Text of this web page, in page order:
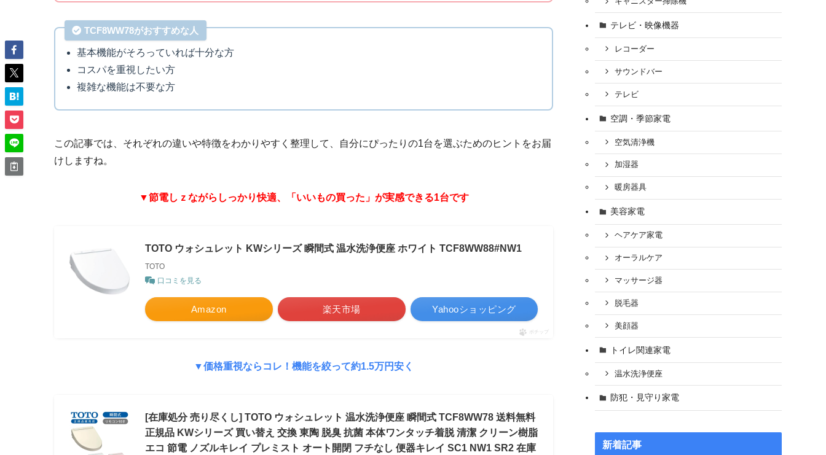
TCF8WW78がおすすめな人
基本機能がそろっていれば十分な方
コスパを重視したい方
複雑な機能は不要な方
この記事では、それぞれの違いや特徴をわかりやすく整理して、自分にぴったりの1台を選ぶためのヒントをお届
けしますね。
▼節電しｚながらしっかり快適、「いいもの買った」が実感できる1台です
TOTO ウォシュレット KWシリーズ 瞬間式 温水洗浄便座 ホワイト TCF8WW88#NW1
TOTO
口コミを見る
Amazon 楽天市場 Yahooショッピング
ポチップ
▼価格重視ならコレ！機能を絞って約1.5万円安く
[在庫処分 売り尽くし] TOTO ウォシュレット 温水洗浄便座 瞬間式 TCF8WW78 送料無料
正規品 KWシリーズ 買い替え 交換 東陶 脱臭 抗菌 本体ワンタッチ着脱 清潔 クリーン樹脂
エコ 節電 ノズルキレイ プレミスト オート開閉 フチなし 便器キレイ SC1 NW1 SR2 在庫
テレビ・映像機器
レコーダー
サウンドバー
テレビ
空調・季節家電
空気清浄機
加湿器
暖房器具
美容家電
ヘアケア家電
オーラルケア
マッサージ器
脱毛器
美顔器
トイレ関連家電
温水洗浄便座
防犯・見守り家電
新着記事